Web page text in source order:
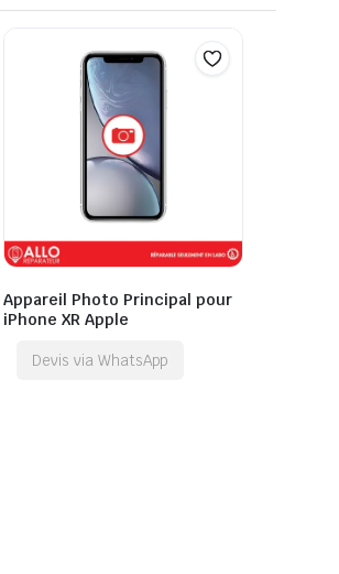
Appareil Photo Principal pour
iPhone XR Apple
Devis via WhatsApp